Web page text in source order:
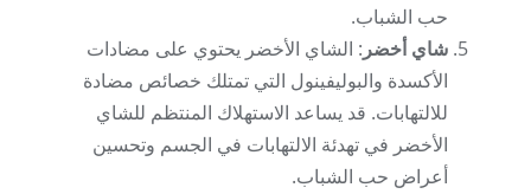
حب الشباب.
شاي أخضر : الشاي الأخضر يحتوي على مضادات
الأكسدة والبوليفينول التي تمتلك خصائص مضادة
للالتهابات. قد يساعد الاستهلاك المنتظم للشاي
الأخضر في تهدئة الالتهابات في الجسم وتحسين
أعراض حب الشباب.